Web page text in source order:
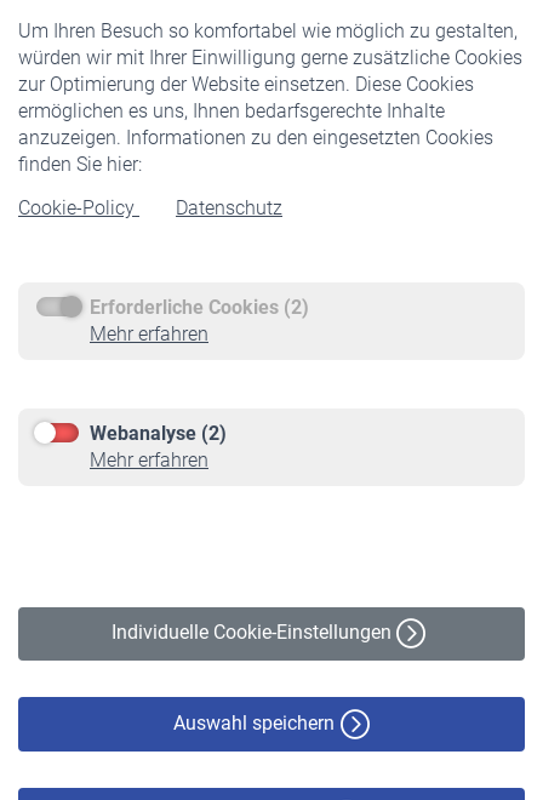
Um Ihren Besuch so komfortabel wie möglich zu gestalten,
würden wir mit Ihrer Einwilligung gerne zusätzliche Cookies
zur Optimierung der Website einsetzen. Diese Cookies
ermöglichen es uns, Ihnen bedarfsgerechte Inhalte
anzuzeigen. Informationen zu den eingesetzten Cookies
finden Sie hier:
Cookie-Policy
Datenschutz
Erforderliche Cookies (2)
Mehr erfahren
Webanalyse (2)
Mehr erfahren
Individuelle Cookie-Einstellungen
Auswahl speichern
Staatliche Förderung
Veranstaltungen
Rentner
Rentenbeginn
Rente beantragen
Service
Informationen
Online-Rechner
VBLnewsletter
Erklärung zur Barrierefreiheit